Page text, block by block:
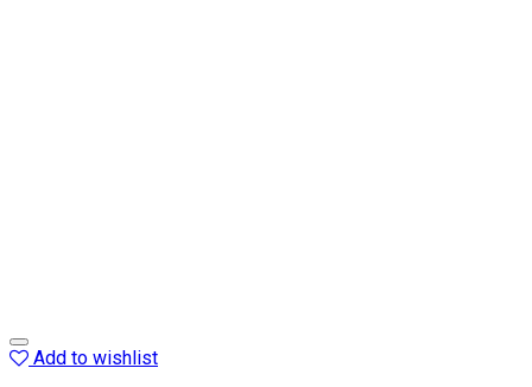
Add to wishlist